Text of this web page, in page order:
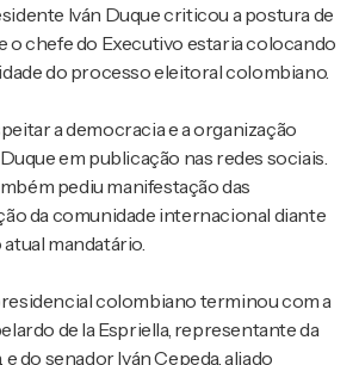
Iván Duque criticou a postura de
o chefe do Executivo estaria colocando
do processo eleitoral colombiano.
a democracia e a organização
em publicação nas redes sociais.
pediu manifestação das
da comunidade internacional diante
mandatário.
colombiano terminou com a
de la Espriella, representante da
do senador Iván Cepeda, aliado